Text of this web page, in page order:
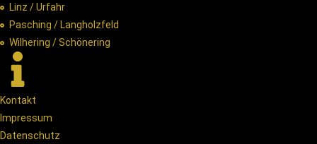
Linz / Urfahr
Pasching / Langholzfeld
Wilhering / Schönering
Kontakt
Impressum
Datenschutz